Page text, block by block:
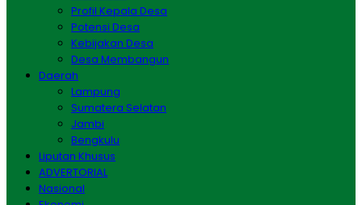
Profil Kepala Desa
Potensi Desa
Kebijakan Desa
Desa Membangun
Daerah
Lampung
Sumatera Selatan
Jambi
Bengkulu
Liputan Khusus
ADVERTORIAL
Nasional